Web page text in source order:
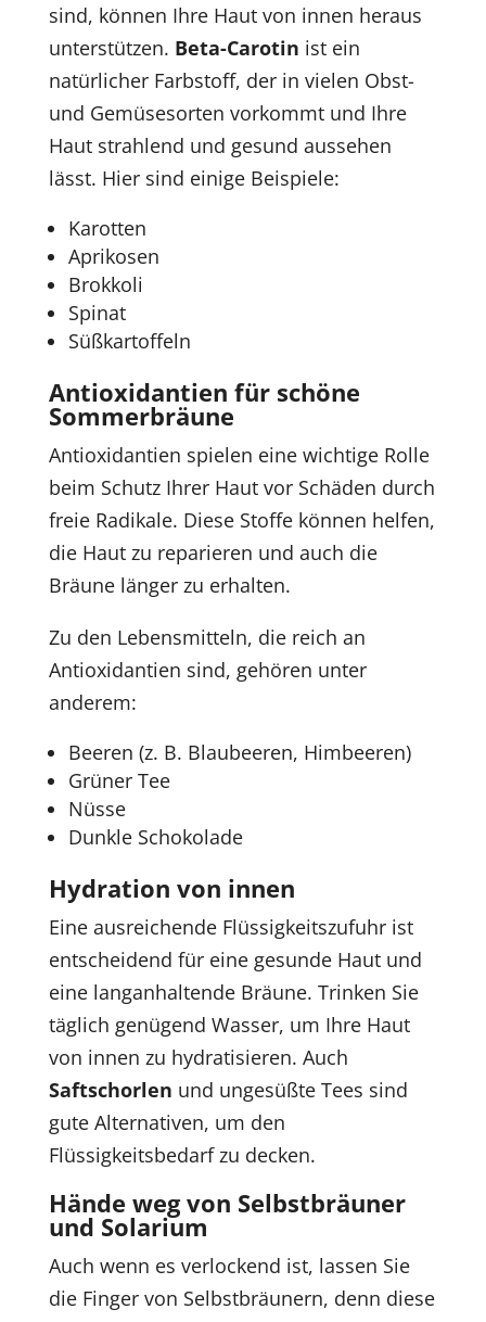
sind, können Ihre Haut von innen heraus
unterstützen. Beta-Carotin ist ein
natürlicher Farbstoff, der in vielen Obst-
und Gemüsesorten vorkommt und Ihre
Haut strahlend und gesund aussehen
lässt. Hier sind einige Beispiele:
Karotten
Aprikosen
Brokkoli
Spinat
Süßkartoffeln
Antioxidantien für schöne
Sommerbräune
Antioxidantien spielen eine wichtige Rolle
beim Schutz Ihrer Haut vor Schäden durch
freie Radikale. Diese Stoffe können helfen,
die Haut zu reparieren und auch die
Bräune länger zu erhalten.
Zu den Lebensmitteln, die reich an
Antioxidantien sind, gehören unter
anderem:
Beeren (z. B. Blaubeeren, Himbeeren)
Grüner Tee
Nüsse
Dunkle Schokolade
Hydration von innen
Eine ausreichende Flüssigkeitszufuhr ist
entscheidend für eine gesunde Haut und
eine langanhaltende Bräune. Trinken Sie
täglich genügend Wasser, um Ihre Haut
von innen zu hydratisieren. Auch
Saftschorlen und ungesüßte Tees sind
gute Alternativen, um den
Flüssigkeitsbedarf zu decken.
Hände weg von Selbstbräuner
und Solarium
Auch wenn es verlockend ist, lassen Sie
die Finger von Selbstbräunern, denn diese